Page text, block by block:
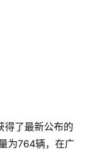
为764辆，在广